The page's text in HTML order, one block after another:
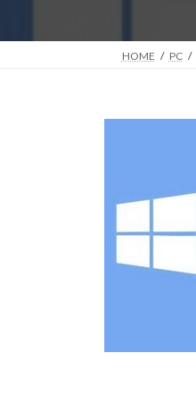
HOME PC